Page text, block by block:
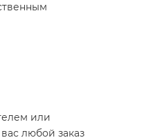
или
любой заказ